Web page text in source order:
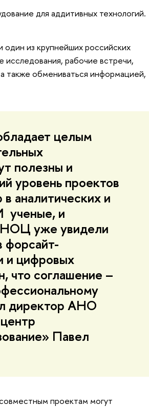
для аддитивных технологий.
из крупнейших российских
рабочие встречи,
также обмениваться информацией,
целым
полезны и
уровень проектов
аналитических и
ученые, и
НОЦ уже увидели
форсайт-
и цифровых
что соглашение –
директор АНО
Павел
проектам могут